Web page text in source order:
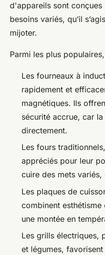
d'appareils sont
besoins variés, qu’il
mijoter.
Parmi les plus
Les fourneaux à
rapidement et
magnétiques. Ils
sécurité accrue, car
directement.
Les fours
appréciés pour leur
cuire des mets
Les plaques de
combinent esthétisme
une montée en
Les grills électriques,
et légumes,